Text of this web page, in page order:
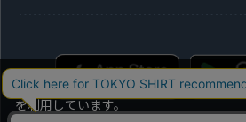
当社のウェブサイトでは、お客様の利便
を利用しています。